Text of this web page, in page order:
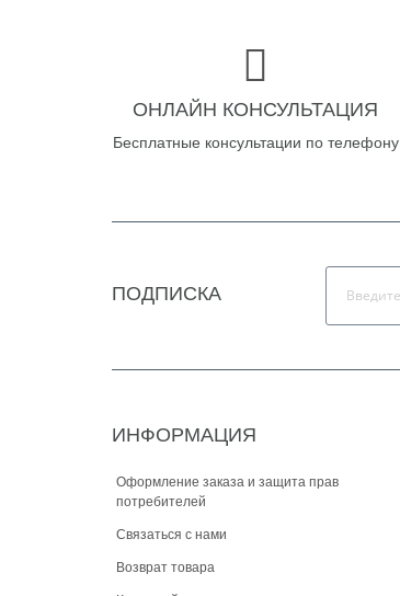
ОНЛАЙН КОНСУЛЬТАЦИЯ
Бесплатные консультации по телефону
ПОДПИСКА
ИНФОРМАЦИЯ
Оформление заказа и защита прав
потребителей
Связаться с нами
Возврат товара